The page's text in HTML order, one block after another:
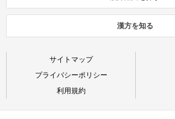
漢方を知る
サイトマップ
プライバシーポリシー
利用規約